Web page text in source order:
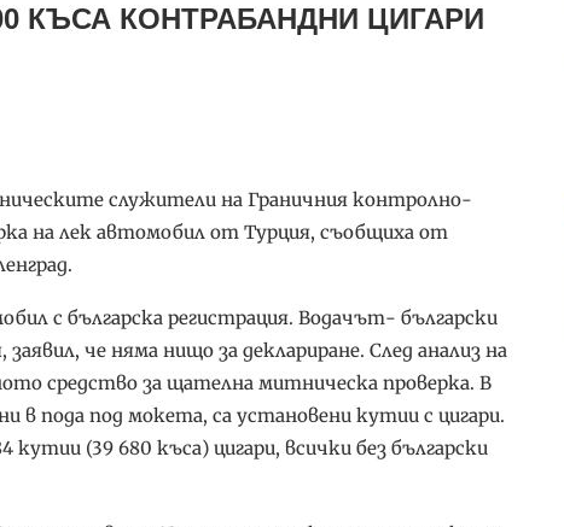
КЪСА КОНТРАБАНДНИ ЦИГАРИ
служители на Граничния контролно-
на лек автомобил от Турция, съобщиха от
с българска регистрация. Водачът- български
че няма нищо за деклариране. След анализ на
средство за щателна митническа проверка. В
в пода под мокета, са установени кутии с цигари.
(39 680 къса) цигари, всички без български